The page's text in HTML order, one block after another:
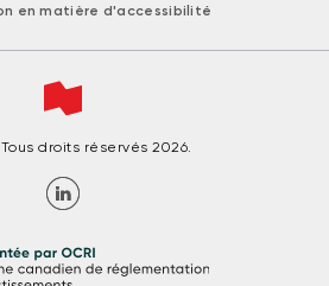
en matière d'accessibilité
Tous droits réservés 2026.